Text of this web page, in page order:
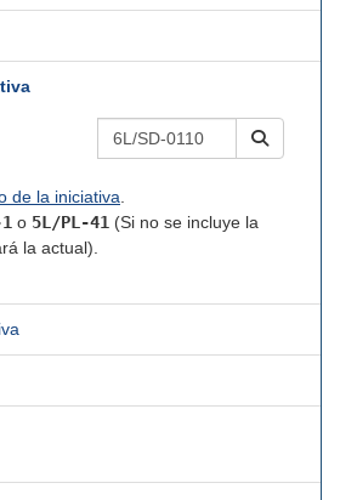
de la iniciativa.
1 o 5L/PL-41 (Si no se incluye la
la actual).